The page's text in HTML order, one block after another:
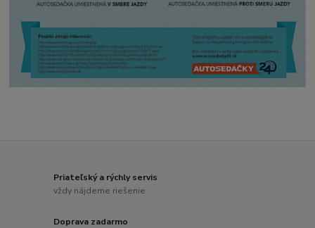
Priateľský a rýchly servis
vždy nájdeme riešenie
Doprava zadarmo